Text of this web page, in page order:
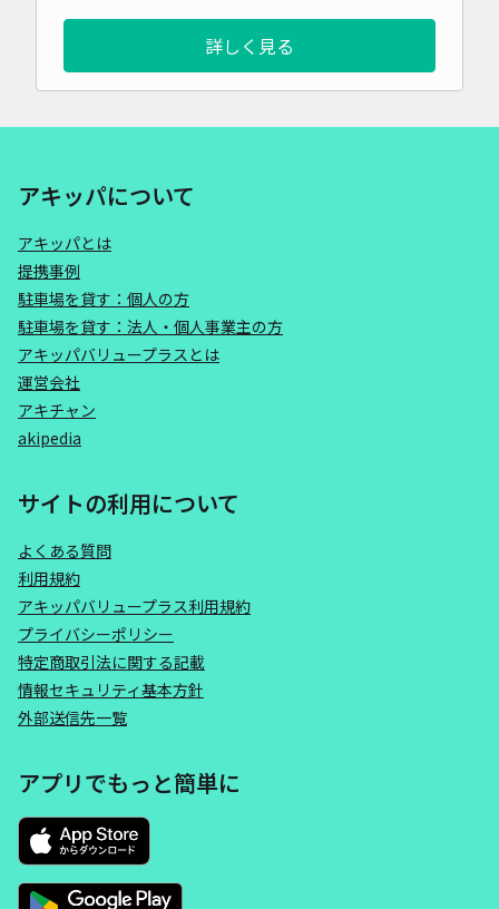
詳しく見る
アキッパについて
アキッパとは
提携事例
駐車場を貸す：個人の方
駐車場を貸す：法人・個人事業主の方
アキッパバリュープラスとは
運営会社
アキチャン
akipedia
サイトの利用について
よくある質問
利用規約
アキッパバリュープラス利用規約
プライバシーポリシー
特定商取引法に関する記載
情報セキュリティ基本方針
外部送信先一覧
アプリでもっと簡単に